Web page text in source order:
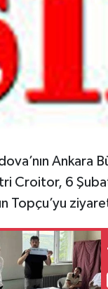
Ankara
Croitor, 6
Topçu’yu